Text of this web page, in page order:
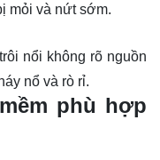
mỏi và nứt sớm.
nổi không rõ nguồn
nổ và rò rỉ.
phù hợp